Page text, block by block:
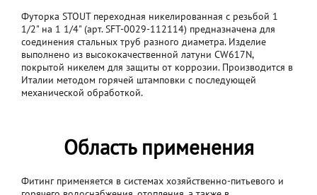
Футорка STOUT переходная никелированная с резьбой 1
1/2" на 1 1/4" (арт. SFT-0029-112114) предназначена для
соединения стальных труб разного диаметра. Изделие
выполнено из высококачественной латуни CW617N,
покрытой никелем для защиты от коррозии. Производится в
Италии методом горячей штамповки с последующей
механической обработкой.
Область применения
Фитинг применяется в системах хозяйственно-питьевого и